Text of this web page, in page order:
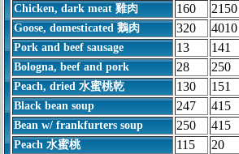
Chicken, dark meat 雞肉 160 2150
Goose, domesticated 鵝肉 320 4010
Pork and beef sausage 13 141
Bologna, beef and pork 28 250
Peach, dried 水蜜桃乾 130 151
Black bean soup 247 415
Bean w/ frankfurters soup 250 415
Peach 水蜜桃 115 20